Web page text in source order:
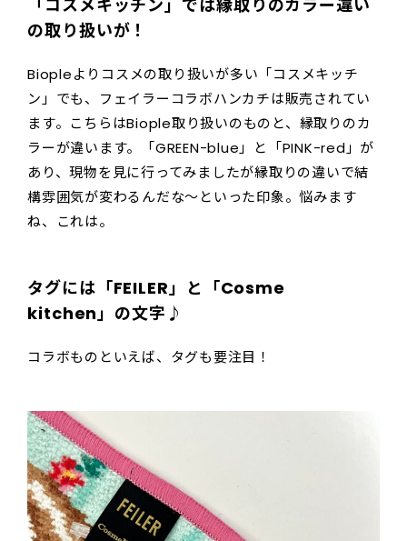
「コスメキッチン」では縁取りのカラー違い
の取り扱いが！
Biopleよりコスメの取り扱いが多い「コスメキッチ
ン」でも、フェイラーコラボハンカチは販売されてい
ます。こちらはBiople取り扱いのものと、縁取りのカ
ラーが違います。「GREEN-blue」と「PINK-red」が
あり、現物を見に行ってみましたが縁取りの違いで結
構雰囲気が変わるんだな〜といった印象。悩みます
ね、これは。
タグには「FEILER」と「Cosme
kitchen」の文字♪
コラボものといえば、タグも要注目！